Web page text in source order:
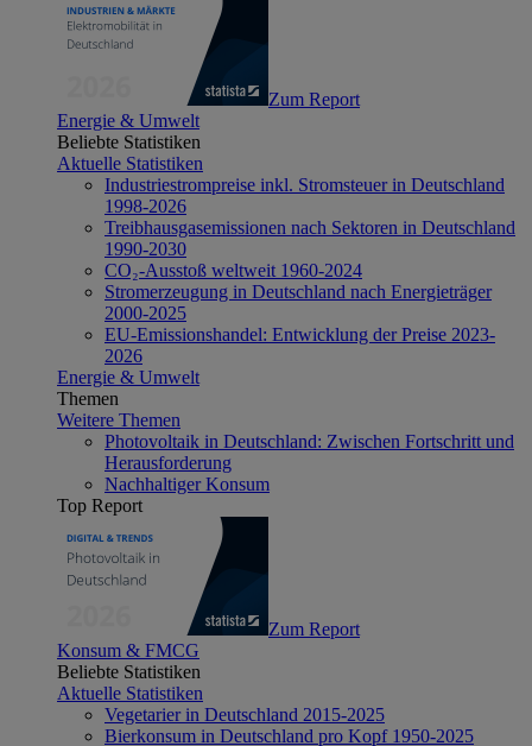
Zum Report
Energie & Umwelt
Beliebte Statistiken
Aktuelle Statistiken
Industriestrompreise inkl. Stromsteuer in Deutschland
1998-2026
Treibhausgasemissionen nach Sektoren in Deutschland
1990-2030
CO₂-Ausstoß weltweit 1960-2024
Stromerzeugung in Deutschland nach Energieträger
2000-2025
EU-Emissionshandel: Entwicklung der Preise 2023-
2026
Energie & Umwelt
Themen
Weitere Themen
Photovoltaik in Deutschland: Zwischen Fortschritt und
Herausforderung
Nachhaltiger Konsum
Top Report
Zum Report
Konsum & FMCG
Beliebte Statistiken
Aktuelle Statistiken
Vegetarier in Deutschland 2015-2025
Bierkonsum in Deutschland pro Kopf 1950-2025